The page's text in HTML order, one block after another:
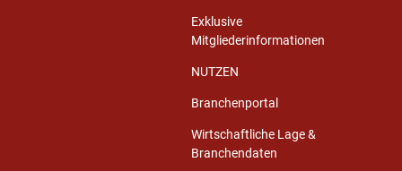
Exklusive
Mitgliederinformationen
NUTZEN
Branchenportal
Wirtschaftliche Lage &
Branchendaten